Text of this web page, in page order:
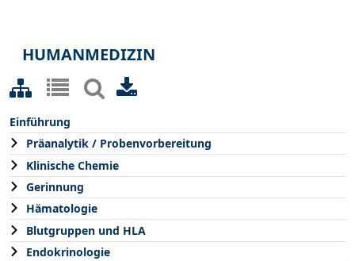
HUMANMEDIZIN
Einführung
Präanalytik / Probenvorbereitung
Klinische Chemie
Gerinnung
Hämatologie
Blutgruppen und HLA
Endokrinologie